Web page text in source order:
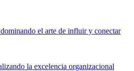
el arte de influir y conectar
la excelencia organizacional